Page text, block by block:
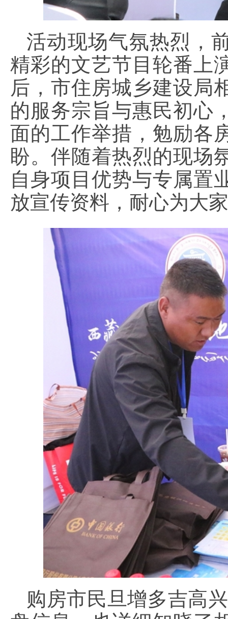
活动现场气氛热烈，
精彩的文艺节目轮番上
后，市住房城乡建设局
的服务宗旨与惠民初心
面的工作举措，勉励各
盼。伴随着热烈的现场
自身项目优势与专属置
放宣传资料，耐心为大
购房市民旦增多吉高